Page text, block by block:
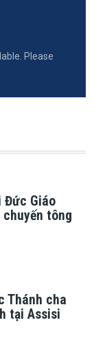
Please
Đức Giáo
chuyến tông
Thánh cha
tại Assisi